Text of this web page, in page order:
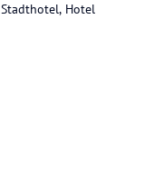
Stadthotel, Hotel